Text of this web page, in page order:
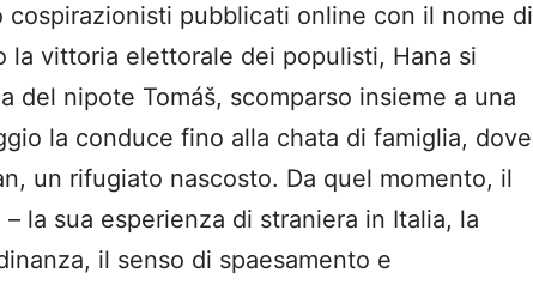
pubblicati online con il nome di
la vittoria elettorale dei populisti, Hana si
del nipote Tomáš, scomparso insieme a una
la conduce fino alla chata di famiglia, dove
un rifugiato nascosto. Da quel momento, il
la sua esperienza di straniera in Italia, la
il senso di spaesamento e